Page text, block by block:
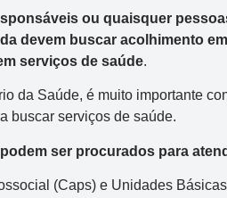
ou quaisquer
devem buscar acolhimento
serviços de saúde.
da Saúde, é muito importante
buscar serviços de saúde.
ser procurados para
(Caps) e Unidades